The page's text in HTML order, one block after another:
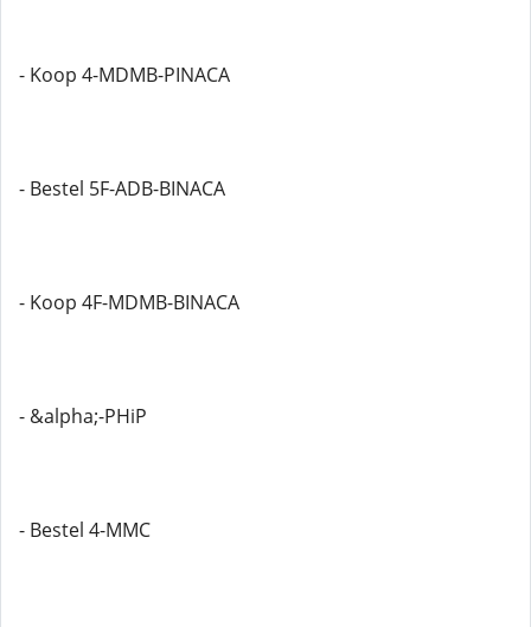
- Koop 4-MDMB-PINACA
- Bestel 5F-ADB-BINACA
- Koop 4F-MDMB-BINACA
- &alpha;-PHiP
- Bestel 4-MMC